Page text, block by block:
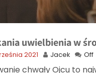
uwielbienia w
2021 Jacek Off
chwały Ojcu to